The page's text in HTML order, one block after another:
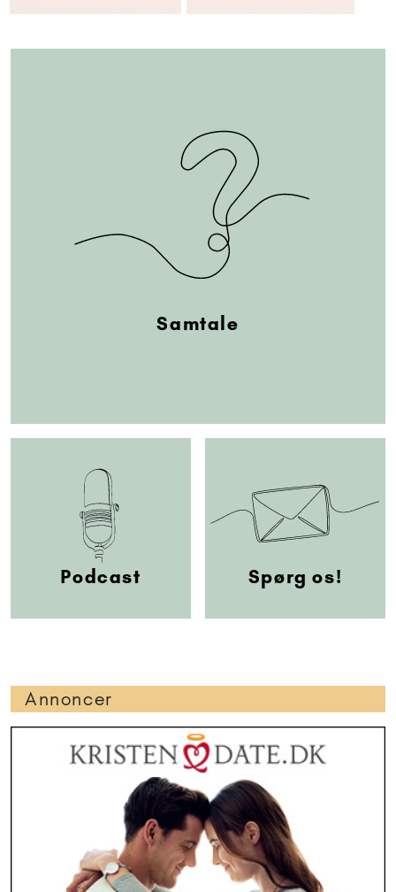
Samtale
Podcast Spørg os!
Annoncer